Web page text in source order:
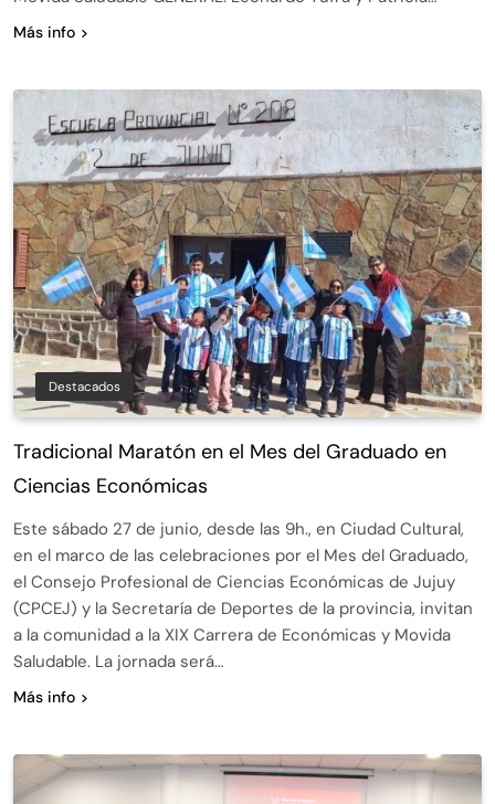
Más info
Destacados
Tradicional Maratón en el Mes del Graduado en
Ciencias Económicas
Este sábado 27 de junio, desde las 9h., en Ciudad Cultural,
en el marco de las celebraciones por el Mes del Graduado,
el Consejo Profesional de Ciencias Económicas de Jujuy
(CPCEJ) y la Secretaría de Deportes de la provincia, invitan
a la comunidad a la XIX Carrera de Económicas y Movida
Saludable. La jornada será…
Más info